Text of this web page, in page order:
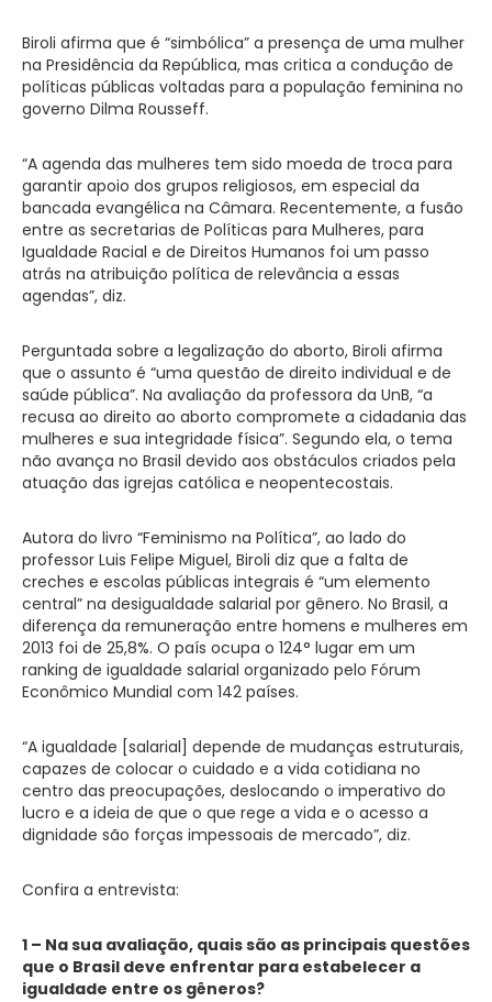
Biroli afirma que é “simbólica” a presença de uma mulher
na Presidência da República, mas critica a condução de
políticas públicas voltadas para a população feminina no
governo Dilma Rousseff.
“A agenda das mulheres tem sido moeda de troca para
garantir apoio dos grupos religiosos, em especial da
bancada evangélica na Câmara. Recentemente, a fusão
entre as secretarias de Políticas para Mulheres, para
Igualdade Racial e de Direitos Humanos foi um passo
atrás na atribuição política de relevância a essas
agendas”, diz.
Perguntada sobre a legalização do aborto, Biroli afirma
que o assunto é “uma questão de direito individual e de
saúde pública”. Na avaliação da professora da UnB, “a
recusa ao direito ao aborto compromete a cidadania das
mulheres e sua integridade física”. Segundo ela, o tema
não avança no Brasil devido aos obstáculos criados pela
atuação das igrejas católica e neopentecostais.
Autora do livro “Feminismo na Política”, ao lado do
professor Luis Felipe Miguel, Biroli diz que a falta de
creches e escolas públicas integrais é “um elemento
central” na desigualdade salarial por gênero. No Brasil, a
diferença da remuneração entre homens e mulheres em
2013 foi de 25,8%. O país ocupa o 124° lugar em um
ranking de igualdade salarial organizado pelo Fórum
Econômico Mundial com 142 países.
“A igualdade [salarial] depende de mudanças estruturais,
capazes de colocar o cuidado e a vida cotidiana no
centro das preocupações, deslocando o imperativo do
lucro e a ideia de que o que rege a vida e o acesso a
dignidade são forças impessoais de mercado”, diz.
Confira a entrevista:
1 – Na sua avaliação, quais são as principais questões
que o Brasil deve enfrentar para estabelecer a
igualdade entre os gêneros?